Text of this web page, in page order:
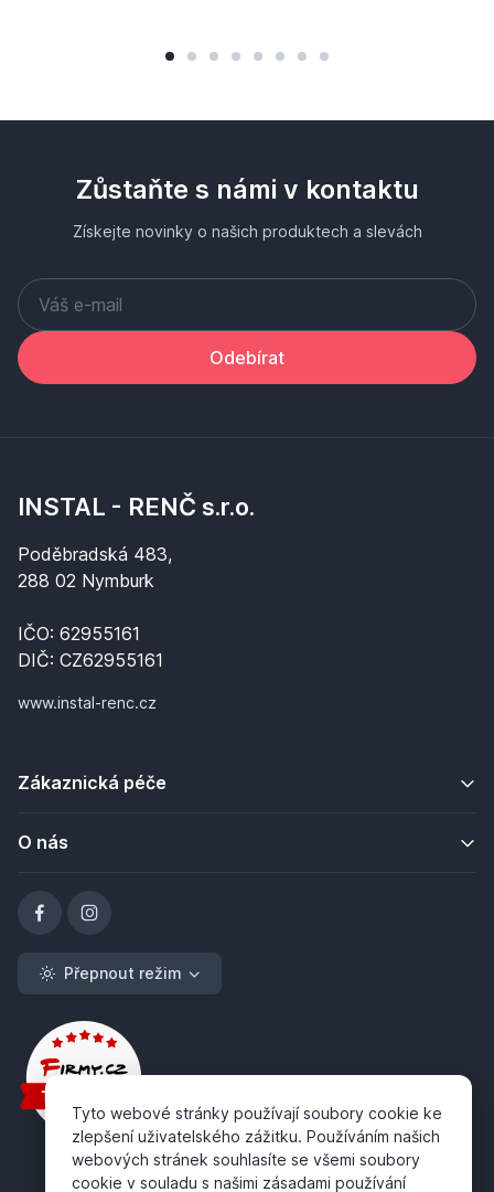
Zůstaňte s námi v kontaktu
Získejte novinky o našich produktech a slevách
Odebírat
INSTAL - RENČ s.r.o.
Poděbradská 483,
288 02 Nymburk
IČO: 62955161
DIČ: CZ62955161
www.instal-renc.cz
Zákaznická péče
O nás
Přepnout režim
Tyto webové stránky používají soubory cookie ke
zlepšení uživatelského zážitku. Používáním našich
webových stránek souhlasíte se všemi soubory
cookie v souladu s našimi zásadami používání